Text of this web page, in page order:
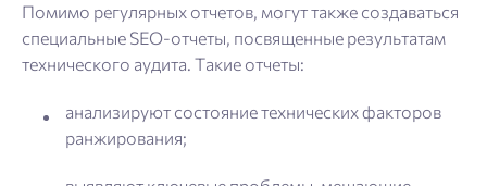
Помимо регулярных отчетов, могут также создаваться
специальные SEO-отчеты, посвященные результатам
технического аудита. Такие отчеты:
анализируют состояние технических факторов
ранжирования;